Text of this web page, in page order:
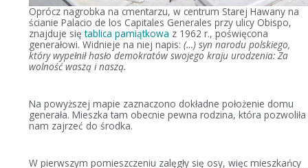
Oprócz nagrobka na cmentarzu, w centrum Starej Hawany na
ścianie Palacio de los Capitales Generales przy ulicy Obispo,
znajduje siętablica pamiątkowa z 1962 r., poświęcona
generałowi. Widnieje na niej napis:(…) syn narodu polskiego,
który wypełnił hasło demokratów swojego kraju urodzenia: Za
wolność waszą i naszą.
Na powyższej mapie zaznaczono dokładne położenie domu
generała. Mieszka tam obecnie pewna rodzina, która pozwoliła
nam zajrzeć do środka.
W pierwszym pomieszczeniu zalęgły się osy, więc mieszkańcy